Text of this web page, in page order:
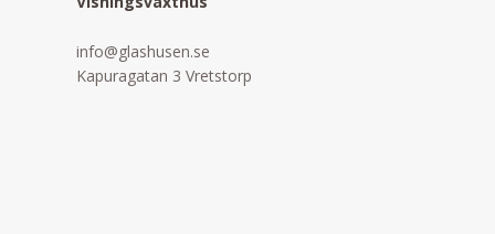
info@glashusen.se
Kapuragatan 3 Vretstorp